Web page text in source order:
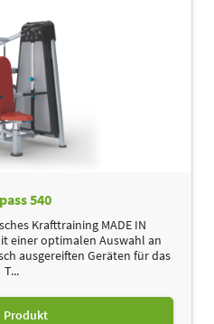
540
Krafttraining MADE IN
einer optimalen Auswahl an
ausgereiften Geräten für das
T...
Produkt